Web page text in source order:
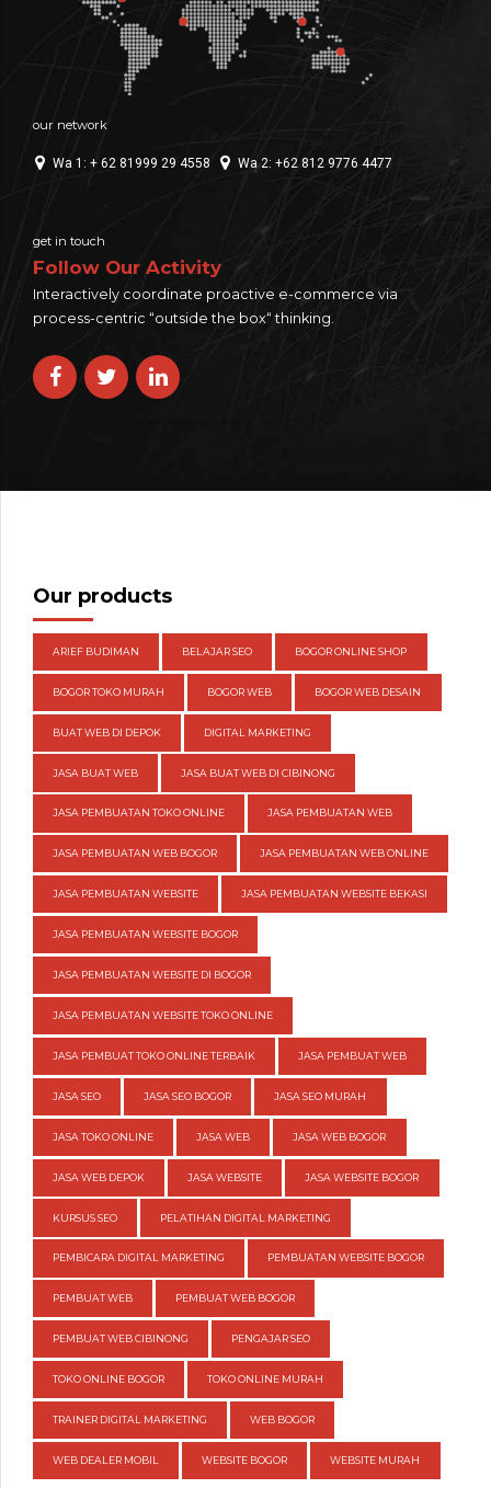
our network
Wa 1: + 62 81999 29 4558 Wa 2: +62 812 9776 4477
get in touch
Follow Our Activity
Interactively coordinate proactive e-commerce via
process-centric “outside the box“ thinking.
Our products
ARIEF BUDIMAN BELAJAR SEO BOGOR ONLINE SHOP
BOGOR TOKO MURAH BOGOR WEB BOGOR WEB DESAIN
BUAT WEB DI DEPOK DIGITAL MARKETING
JASA BUAT WEB JASA BUAT WEB DI CIBINONG
JASA PEMBUATAN TOKO ONLINE JASA PEMBUATAN WEB
JASA PEMBUATAN WEB BOGOR JASA PEMBUATAN WEB ONLINE
JASA PEMBUATAN WEBSITE JASA PEMBUATAN WEBSITE BEKASI
JASA PEMBUATAN WEBSITE BOGOR
JASA PEMBUATAN WEBSITE DI BOGOR
JASA PEMBUATAN WEBSITE TOKO ONLINE
JASA PEMBUAT TOKO ONLINE TERBAIK JASA PEMBUAT WEB
JASA SEO JASA SEO BOGOR JASA SEO MURAH
JASA TOKO ONLINE JASA WEB JASA WEB BOGOR
JASA WEB DEPOK JASA WEBSITE JASA WEBSITE BOGOR
KURSUS SEO PELATIHAN DIGITAL MARKETING
PEMBICARA DIGITAL MARKETING PEMBUATAN WEBSITE BOGOR
PEMBUAT WEB PEMBUAT WEB BOGOR
PEMBUAT WEB CIBINONG PENGAJAR SEO
TOKO ONLINE BOGOR TOKO ONLINE MURAH
TRAINER DIGITAL MARKETING WEB BOGOR
WEB DEALER MOBIL WEBSITE BOGOR WEBSITE MURAH